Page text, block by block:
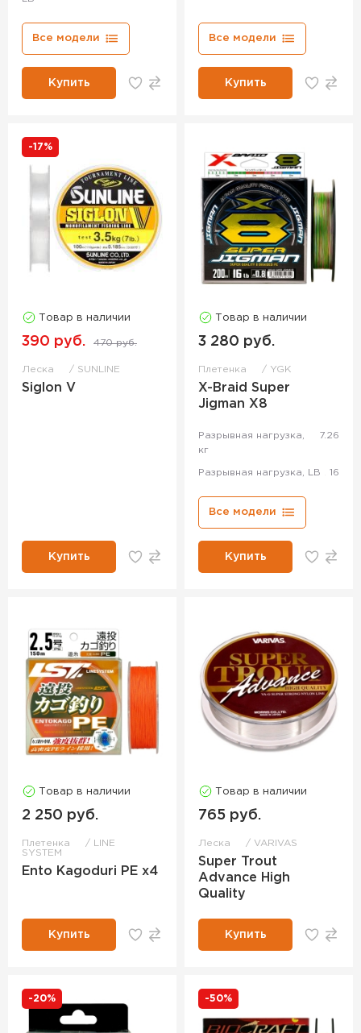
Все модели
Купить
Все модели
Купить
-17%
Товар в наличии
390 руб. 470 руб.
Леска SUNLINE
Siglon V
Купить
Товар в наличии
3 280 руб.
Плетенка YGK
X-Braid Super
Jigman X8
Разрывная нагрузка,
кг
7.26
Разрывная нагрузка, LB 16
Все модели
Купить
Товар в наличии
2 250 руб.
Плетенка
LINE
SYSTEM
Ento Kagoduri PE x4
Купить
Товар в наличии
765 руб.
Леска VARIVAS
Super Trout
Advance High
Quality
Купить
-20% -50%